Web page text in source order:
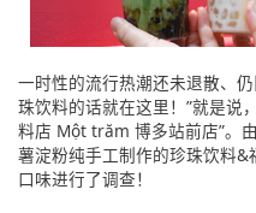
一时性的流行热潮还未退散、
珠饮料的话就在这里！”就是说
料店 Một trăm 博多站前店”。
薯淀粉纯手工制作的珍珠饮料
口味进行了调查！